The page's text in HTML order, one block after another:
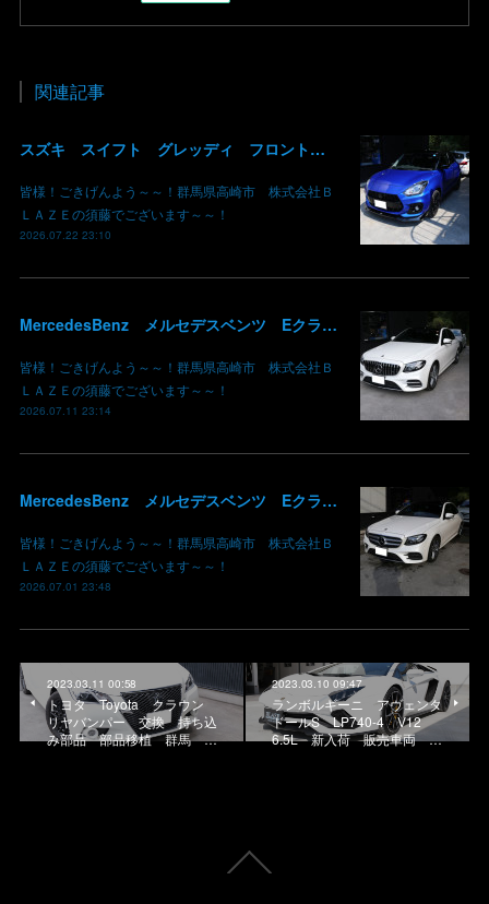
関連記事
スズキ スイフト グレッディ フロントリップスポイラー リアウイング 塗装 カーボン クリア 持込み部品 取り付け 群馬 高崎
皆様！ごきげんよう～～！群馬県高崎市 株式会社Ｂ
ＬＡＺＥの須藤でございます～～！
2026.07.22 23:10
MercedesBenz メルセデスベンツ Eクラス W213 パネル木目 エアコンルーバー アンビエントライト リアディフューザー 取り付け ブレーキキャリパー 鈑金 板金 塗装 群馬 高崎
皆様！ごきげんよう～～！群馬県高崎市 株式会社Ｂ
ＬＡＺＥの須藤でございます～～！
2026.07.11 23:14
MercedesBenz メルセデスベンツ Eクラス W213 タイヤ 交換 組み替え フロントバンパー サイドスカート 鈑金修理 板金 塗装 群馬 高崎
皆様！ごきげんよう～～！群馬県高崎市 株式会社Ｂ
ＬＡＺＥの須藤でございます～～！
2026.07.01 23:48
2023.03.11 00:58
トヨタ Toyota クラウン
リヤバンパー 交換 持ち込
み部品 部品移植 群馬 …
2023.03.10 09:47
ランボルギーニ アヴェンタ
ドールS LP740-4 V12
6.5L 新入荷 販売車両 …